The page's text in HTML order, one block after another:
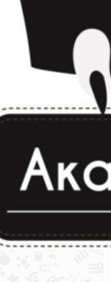
СтатГрад, КДР, ВОШ,